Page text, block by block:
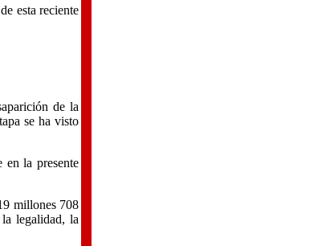
esta reciente
de la
se ha visto
en la presente
millones 708
legalidad, la